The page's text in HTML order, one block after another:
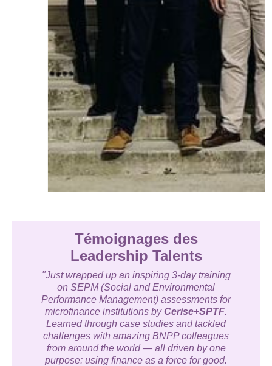
Témoignages des
Leadership Talents
"Just wrapped up an inspiring 3-day training
on SEPM (Social and Environmental
Performance Management) assessments for
microfinance institutions byCerise+SPTF.
Learned through case studies and tackled
challenges with amazing BNPP colleagues
from around the world — all driven by one
purpose: using finance as a force for good.